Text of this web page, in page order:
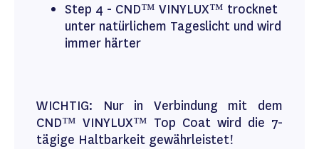
Step 4 - CND™ VINYLUX™ trocknet
unter natürlichem Tageslicht und wird
immer härter
WICHTIG: Nur in Verbindung mit dem
CND™ VINYLUX™ Top Coat wird die 7-
tägige Haltbarkeit gewährleistet!